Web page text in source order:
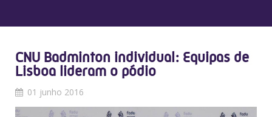
CNU Badminton individual: Equipas de
Lisboa lideram o pódio
01 junho 2016